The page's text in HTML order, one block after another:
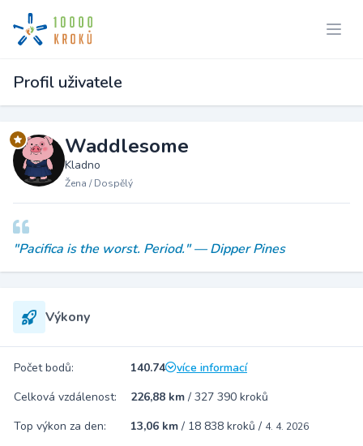
Profil uživatele
Waddlesome
Kladno
Žena / Dospělý
"Pacifica is the worst. Period." — Dipper Pines
Výkony
Počet bodů: 140.74
více informací
Celková vzdálenost:
226,88 km / 327 390 kroků
Top výkon za den:
13,06 km / 18 838 kroků / 4. 4. 2026